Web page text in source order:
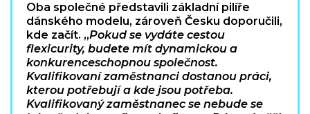
Oba společné představili základní pilíře
dánského modelu, zároveň Česku doporučili,
kde začít. „Pokud se vydáte cestou
flexicurity, budete mít dynamickou a
konkurenceschopnou společnost.
Kvalifikovaní zaměstnanci dostanou práci,
kterou potřebují a kde jsou potřeba.
Kvalifikovaný zaměstnanec se nebude se